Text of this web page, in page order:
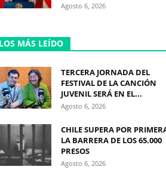
Agosto 6, 2026
MÁS LEÍDO
TERCERA JORNADA DEL
FESTIVAL DE LA CANCIÓN
JUVENIL SERÁ EN EL...
Agosto 6, 2026
CHILE SUPERA POR
LA BARRERA DE LOS 65.000
PRESOS
Agosto 6, 2026